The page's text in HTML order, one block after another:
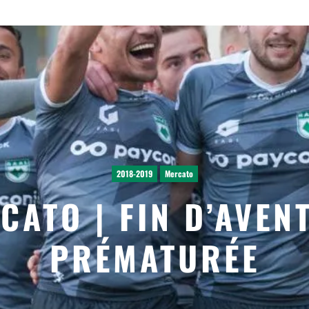
2018-2019 Mercato
| FIN
PRÉMATURÉE